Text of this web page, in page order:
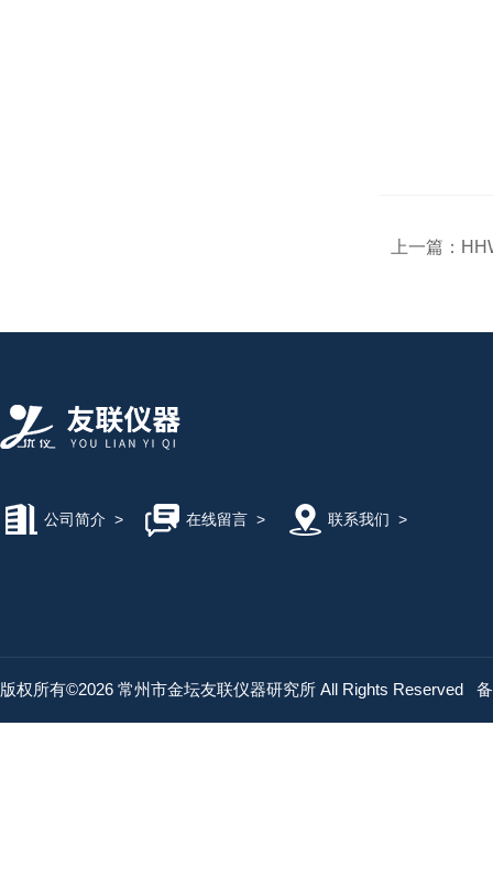
上一篇：
公司简介 > 在线留言> 联系我们 >
版权所有©2026 常州市金坛友联仪器研究所 All Rights Reserved